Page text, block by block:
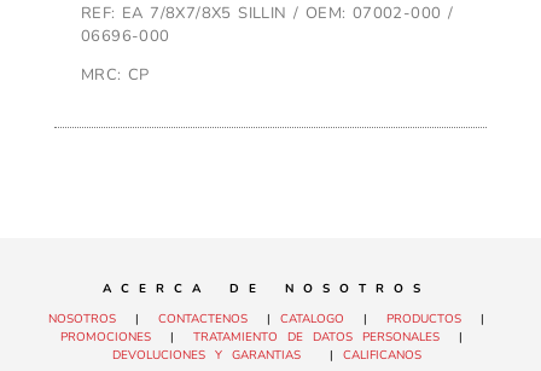
REF: EA 7/8X7/8X5 SILLIN / OEM: 07002-000 /
06696-000
MRC: CP
A C E R C A D E N O S O T R O S
NOSOTROS |CONTACTENOS |CATALOGO |PRODUCTOS |
PROMOCIONES |TRATAMIENTO DE DATOS PERSONALES |
DEVOLUCIONES Y GARANTIAS
| CALIFICANOS